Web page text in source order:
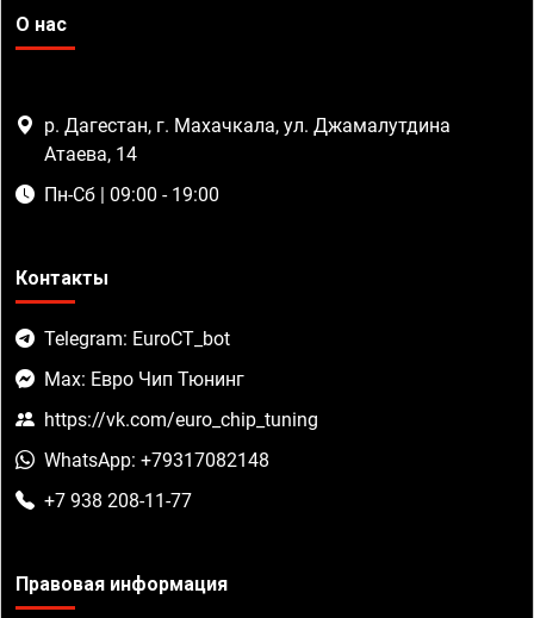
О нас
р. Дагестан, г. Махачкала, ул. Джамалутдина
Атаева, 14
Пн-Сб | 09:00 - 19:00
Контакты
Telegram: EuroCT_bot
Max: Евро Чип Тюнинг
https://vk.com/euro_chip_tuning
WhatsApp: +79317082148
+7 938 208-11-77
Правовая информация